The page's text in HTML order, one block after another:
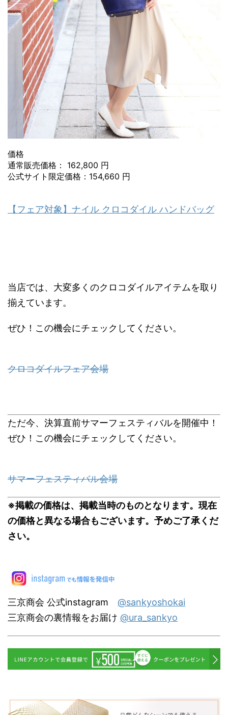
価格
通常販売価格： 162,800 円
公式サイト限定価格：154,660 円
【フェア対象】ナイル クロコダイル ハンドバッグ
当店では、大変多くのクロコダイルアイテムを取り
揃えています。
ぜひ！この機会にチェックしてください。
クロコダイルフェア会場
ただ今、決算直前サマーフェスティバルを開催中！
ぜひ！この機会にチェックしてください。
サマーフェスティバル会場
※掲載の価格は、掲載当時のものとなります。現在
の価格と異なる場合もございます。予めご了承くだ
さい。
三京商会 公式instagram @sankyoshokai
三京商会の裏情報をお届け @ura_sankyo